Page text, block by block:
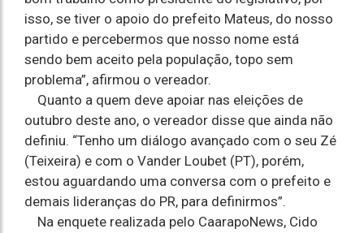
isso, se tiver o apoio do prefeito Mateus, do nosso
partido e percebermos que nosso nome está
sendo bem aceito pela população, topo sem
problema”, afirmou o vereador.
Quanto a quem deve apoiar nas eleições de
outubro deste ano, o vereador disse que ainda não
definiu. “Tenho um diálogo avançado com o seu Zé
(Teixeira) e com o Vander Loubet (PT), porém,
estou aguardando uma conversa com o prefeito e
demais lideranças do PR, para definirmos”.
Na enquete realizada pelo CaarapoNews, Cido